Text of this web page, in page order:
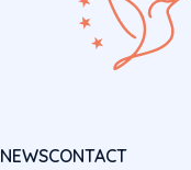
NEWSCONTACT